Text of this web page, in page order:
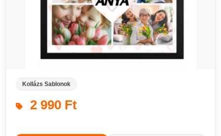
Kollázs Sablonok
2 990 Ft